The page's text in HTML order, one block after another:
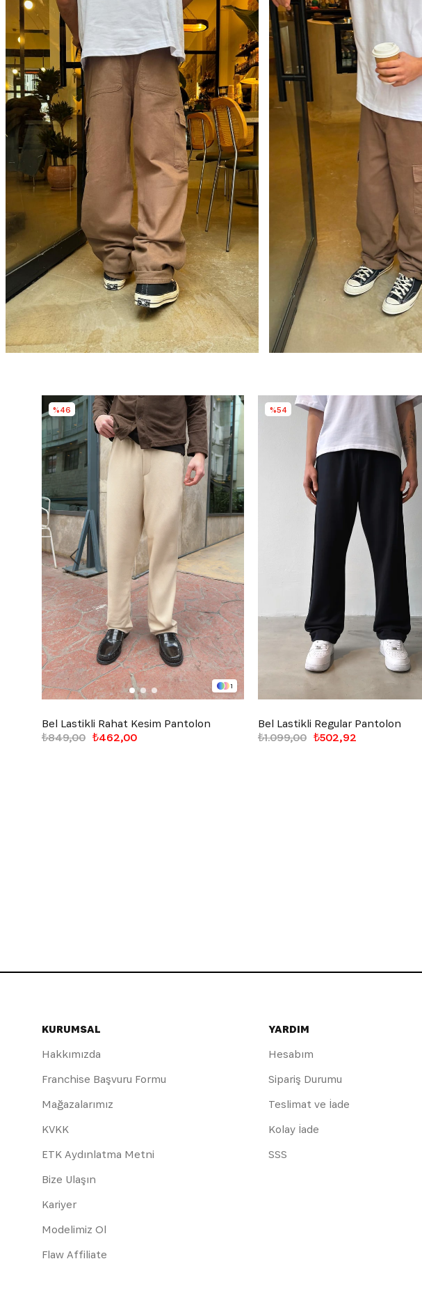
1
Bel Lastikli Rahat Kesim Pantolon
₺462,00
₺849,00
%46
Bel Lastikli Regular Pantolon
₺502,92
₺1.099,00
%54
KURUMSAL
Hakkımızda
Franchise Başvuru Formu
Mağazalarımız
KVKK
ETK Aydınlatma Metni
Bize Ulaşın
Kariyer
Modelimiz Ol
Flaw Affiliate
YARDIM
Hesabım
Sipariş Durumu
Teslimat ve İade
Kolay İade
SSS